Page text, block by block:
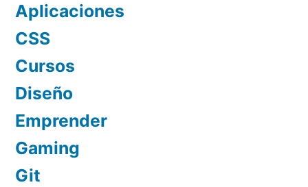
Aplicaciones
CSS
Cursos
Diseño
Emprender
Gaming
Git